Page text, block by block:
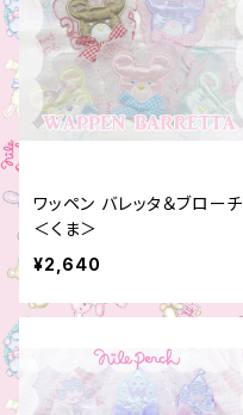
ワッペン バレッタ＆ブローチ
＜くま＞
¥2,640